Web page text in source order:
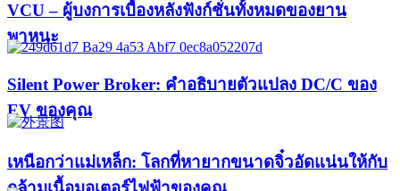
VCU – ผู้บงการเบื้องหลังฟังก์ชั่นทั้งหมดของยาน
พาหนะ
Silent Power Broker: คำอธิบายตัวแปลง DC/C ของ
EV ของคุณ
เหนือกว่าแม่เหล็ก: โลกที่หายากขนาดจิ๋วอัดแน่นให้กับ